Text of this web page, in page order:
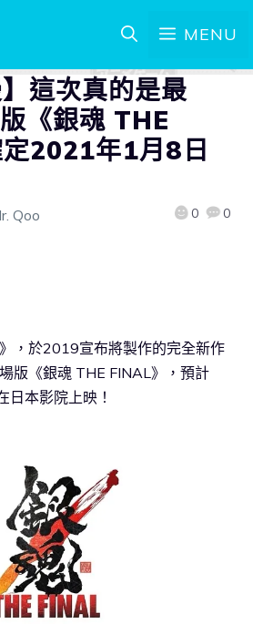
MENU
】這次真的是最
《銀魂 THE
2021年1月8日
Qoo 0 0
》，於2019宣布將製作的完全新作
版《銀魂 THE FINAL》，預計
本影院上映！